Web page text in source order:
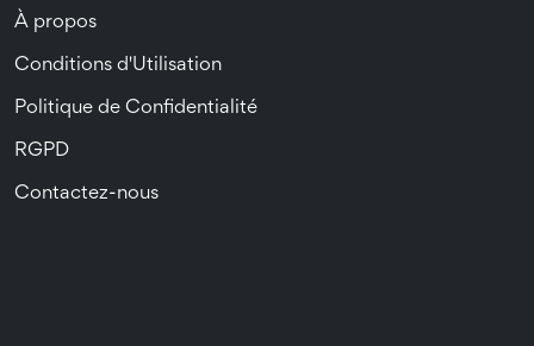
À propos
Conditions d'Utilisation
Politique de Confidentialité
RGPD
Contactez-nous